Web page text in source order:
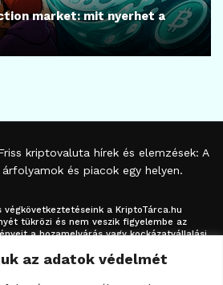
az adatok védelmét
market: mit nyerhet a
kriptovaluta hírek és elemzések: A
és piacok egy helyen.
végkövetkeztetéseink a KriptoTárca.hu
tükrözi és nem veszik figyelembe az
a hozamelvárás vagy kockázatvállalási
befektetési ajánlásnak, értékpapír /
mining stb. jegyzésére / vételére /
azok kizárólag tájékoztatásul